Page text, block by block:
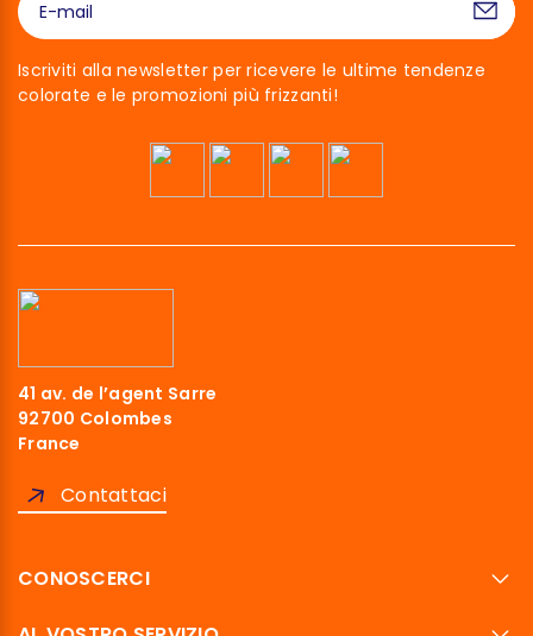
Iscriviti alla newsletter per ricevere le ultime tendenze
colorate e le promozioni più frizzanti!
41 av. de l’agent Sarre
92700 Colombes
France
Contattaci
CONOSCERCI